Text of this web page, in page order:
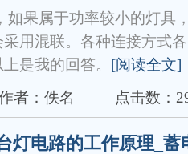
如果属于功率较小的灯具
用混联。各种连接方式
是我的回答。 [阅读全文]
者：佚名 点击数：
灯电路的工作原理_蓄